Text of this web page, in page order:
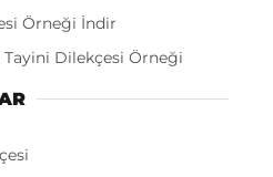
Örneği İndir
Dilekçesi Örneği